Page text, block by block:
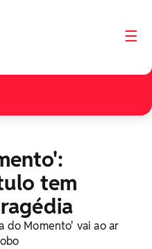
☰
tem
do Momento' vai ao ar